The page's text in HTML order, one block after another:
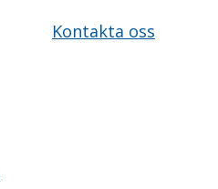
Kontakta oss